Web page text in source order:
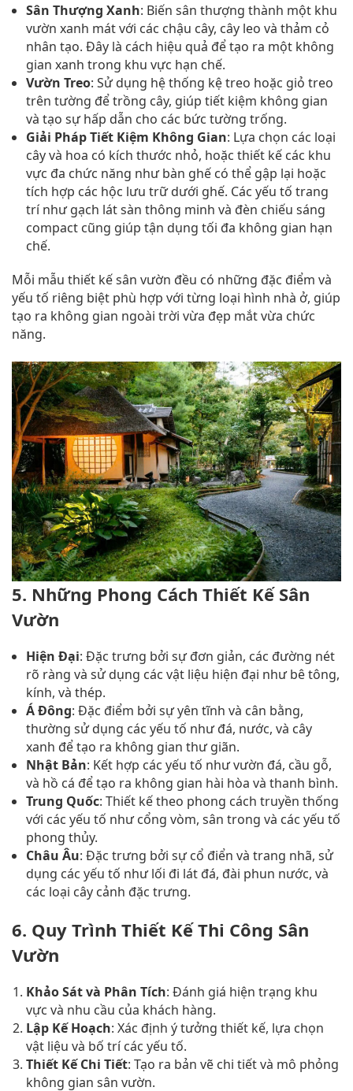
Sân Thượng Xanh: Biến sân thượng thành một khu
vườn xanh mát với các chậu cây, cây leo và thảm cỏ
nhân tạo. Đây là cách hiệu quả để tạo ra một không
gian xanh trong khu vực hạn chế.
Vườn Treo: Sử dụng hệ thống kệ treo hoặc giỏ treo
trên tường để trồng cây, giúp tiết kiệm không gian
và tạo sự hấp dẫn cho các bức tường trống.
Giải Pháp Tiết Kiệm Không Gian: Lựa chọn các loại
cây và hoa có kích thước nhỏ, hoặc thiết kế các khu
vực đa chức năng như bàn ghế có thể gập lại hoặc
tích hợp các hộc lưu trữ dưới ghế. Các yếu tố trang
trí như gạch lát sàn thông minh và đèn chiếu sáng
compact cũng giúp tận dụng tối đa không gian hạn
chế.
Mỗi mẫu thiết kế sân vườn đều có những đặc điểm và
yếu tố riêng biệt phù hợp với từng loại hình nhà ở, giúp
tạo ra không gian ngoài trời vừa đẹp mắt vừa chức
năng.
5. Những Phong Cách Thiết Kế Sân
Vườn
Hiện Đại: Đặc trưng bởi sự đơn giản, các đường nét
rõ ràng và sử dụng các vật liệu hiện đại như bê tông,
kính, và thép.
Á Đông: Đặc điểm bởi sự yên tĩnh và cân bằng,
thường sử dụng các yếu tố như đá, nước, và cây
xanh để tạo ra không gian thư giãn.
Nhật Bản: Kết hợp các yếu tố như vườn đá, cầu gỗ,
và hồ cá để tạo ra không gian hài hòa và thanh bình.
Trung Quốc: Thiết kế theo phong cách truyền thống
với các yếu tố như cổng vòm, sân trong và các yếu tố
phong thủy.
Châu Âu: Đặc trưng bởi sự cổ điển và trang nhã, sử
dụng các yếu tố như lối đi lát đá, đài phun nước, và
các loại cây cảnh đặc trưng.
6. Quy Trình Thiết Kế Thi Công Sân
Vườn
Khảo Sát và Phân Tích: Đánh giá hiện trạng khu
vực và nhu cầu của khách hàng.
Lập Kế Hoạch: Xác định ý tưởng thiết kế, lựa chọn
vật liệu và bố trí các yếu tố.
Thiết Kế Chi Tiết: Tạo ra bản vẽ chi tiết và mô phỏng
không gian sân vườn.